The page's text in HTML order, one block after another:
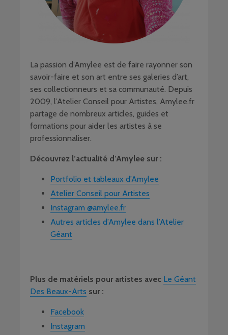
La passion d’Amylee est de faire rayonner son
savoir-faire et son art entre ses galeries d’art,
ses collectionneurs et sa communauté. Depuis
2009, l’Atelier Conseil pour Artistes, Amylee.fr
partage de nombreux articles, guides et
formations pour aider les artistes à se
professionnaliser.
Découvrez l’actualité d’Amylee sur :
Portfolio et tableaux d’Amylee
Atelier Conseil pour Artistes
Instagram @amylee.fr
Autres articles d’Amylee dans l’Atelier
Géant
Plus de matériels pour artistes avec Le Géant
Des Beaux-Arts sur :
Facebook
Instagram